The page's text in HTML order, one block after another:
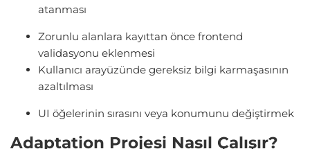
atanması
Zorunlu alanlara kayıttan önce frontend
validasyonu eklenmesi
Kullanıcı arayüzünde gereksiz bilgi karmaşasının
azaltılması
UI öğelerinin sırasını veya konumunu değiştirmek
Adaptation Projesi Nasıl Çalışır?